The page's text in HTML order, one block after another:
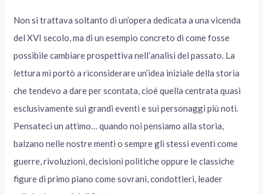
Non si trattava soltanto di un’opera dedicata a una vicenda
del XVI secolo, ma di un esempio concreto di come fosse
possibile cambiare prospettiva nell’analisi del passato. La
lettura mi portò a riconsiderare un’idea iniziale della storia
che tendevo a dare per scontata, cioè quella centrata quasi
esclusivamente sui grandi eventi e sui personaggi più noti.
Pensateci un attimo… quando noi pensiamo alla storia,
balzano nelle nostre menti o sempre gli stessi eventi come
guerre, rivoluzioni, decisioni politiche oppure le classiche
figure di primo piano come sovrani, condottieri, leader